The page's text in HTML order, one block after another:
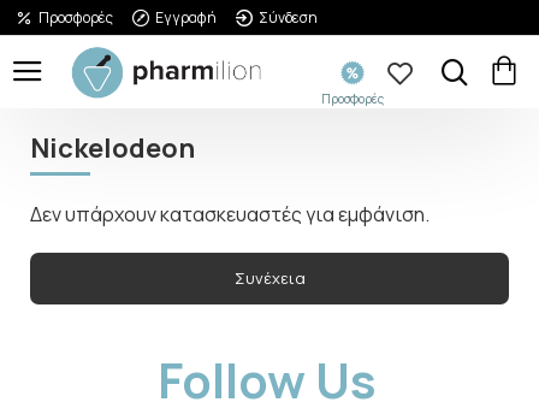
Προσφορές Εγγραφή Σύνδεση
Προσφορές
Nickelodeon
Δεν υπάρχουν κατασκευαστές για εμφάνιση.
Συνέχεια
Follow Us